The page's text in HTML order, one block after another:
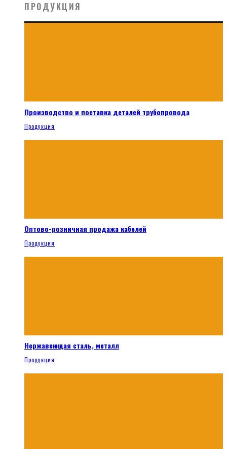
ПРОДУКЦИЯ
Производство и поставка деталей трубопровода
Продукция
Оптово-розничная продажа кабелей
Продукция
Нержавеющая сталь, металл
Продукция